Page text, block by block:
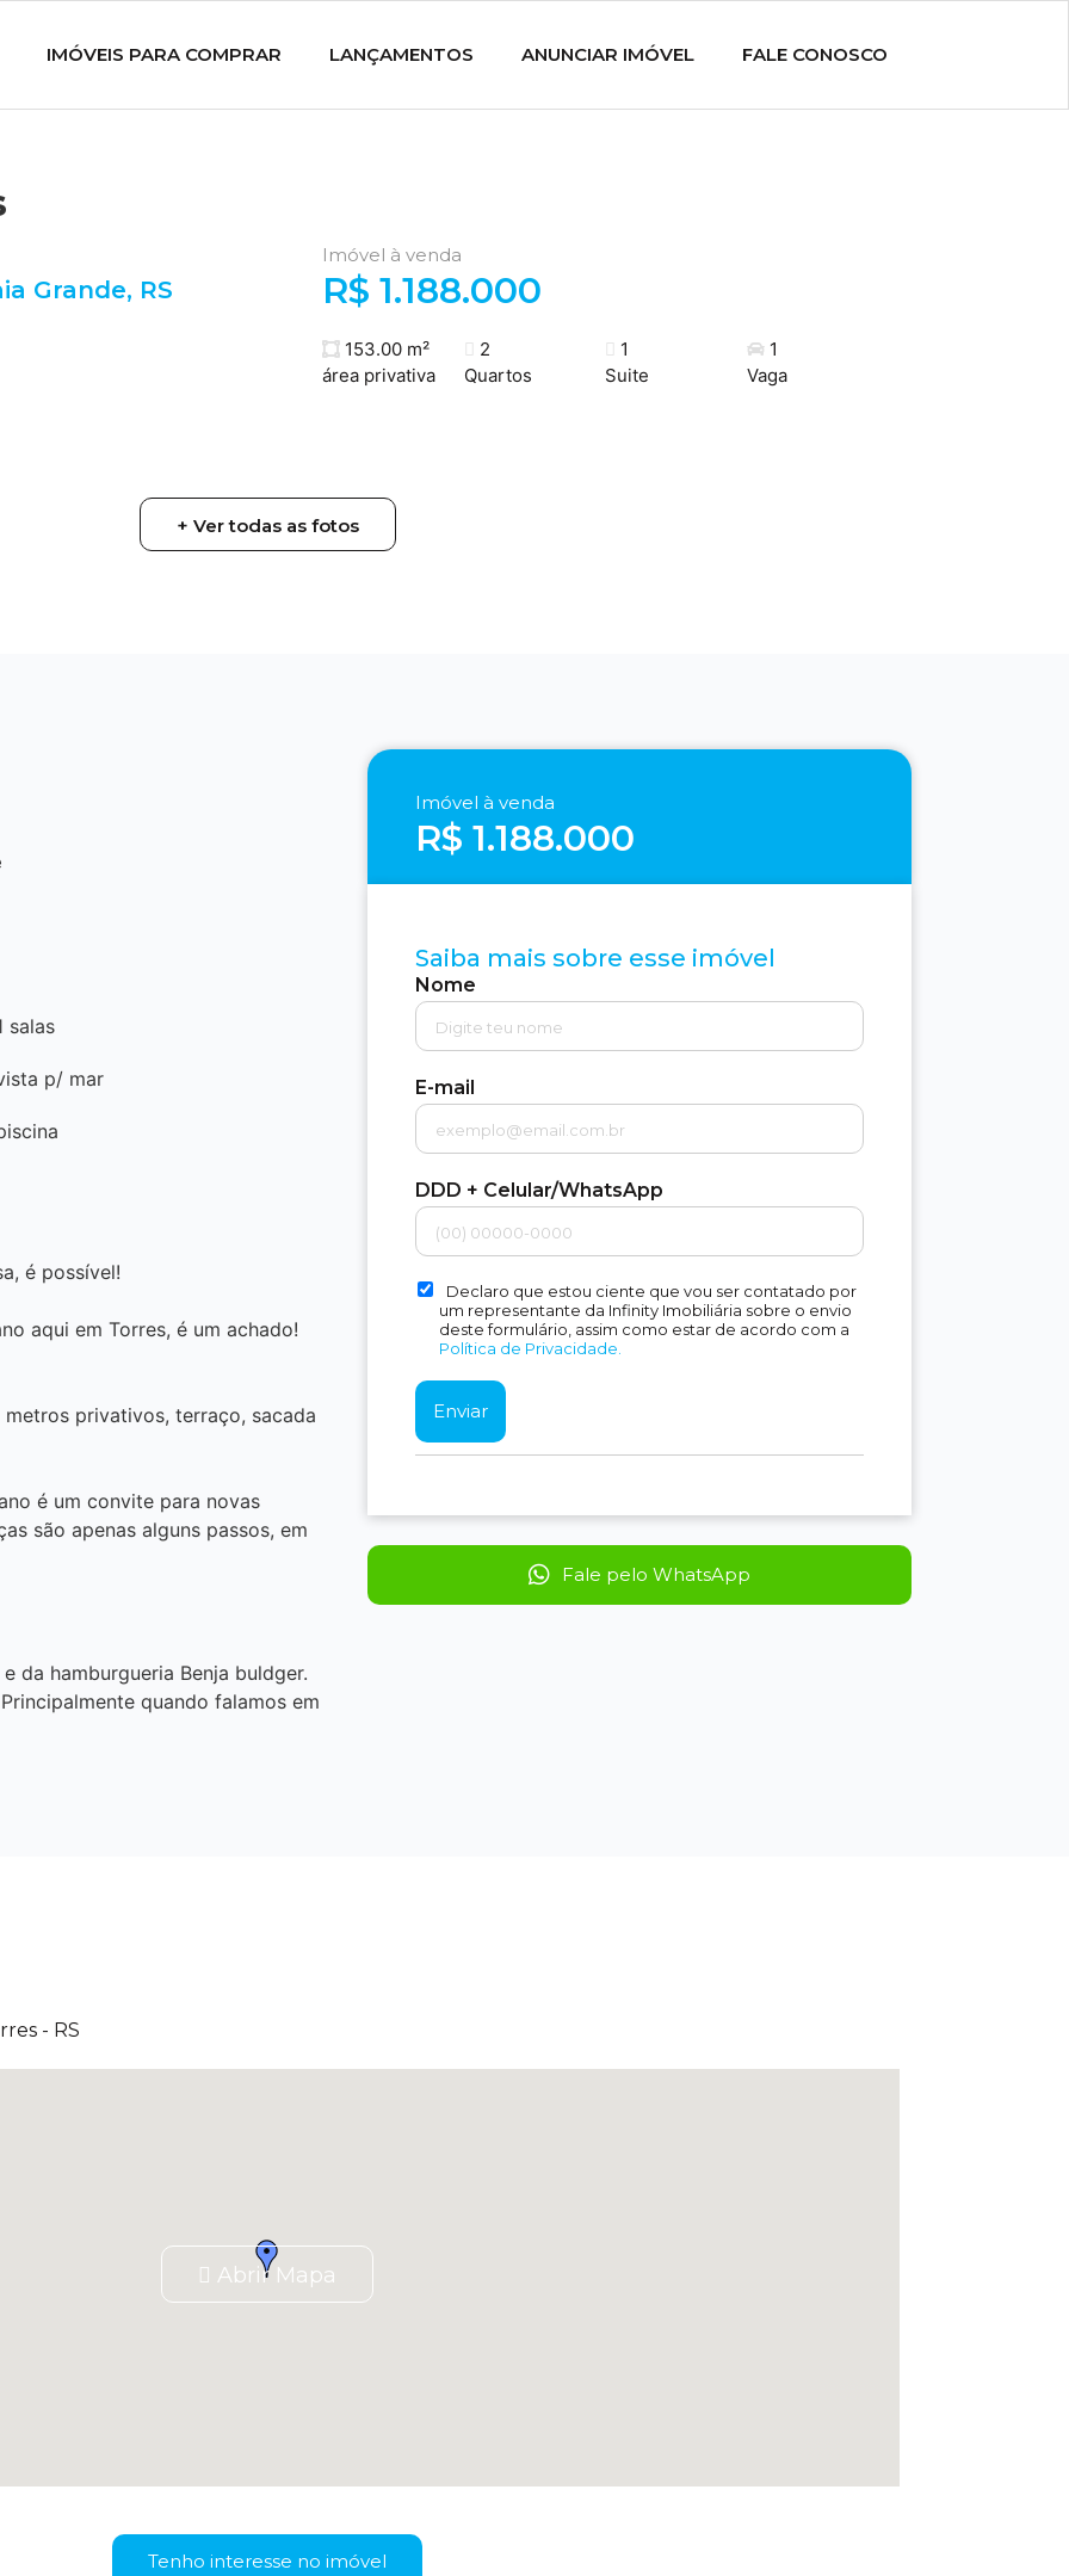
IMÓVEIS PARA COMPRAR LANÇAMENTOS ANUNCIAR IMÓVEL FALE CONOSCO
Grande, RS
Imóvel à venda
R$ 1.188.000
153.00 m²
área privativa
2
Quartos
1
Suite
1
Vaga
+ Ver todas as fotos
salas
p/ mar
é possível!
aqui em Torres, é um achado!
privativos, terraço, sacada
é um convite para novas
são apenas alguns passos, em
da hamburgueria Benja buldger.
quando falamos em
Imóvel à venda
R$ 1.188.000
Saiba mais sobre esse imóvel
Nome
E-mail
DDD + Celular/WhatsApp
Declaro que estou ciente que vou ser contatado por
um representante da Infinity Imobiliária sobre o envio
deste formulário, assim como estar de acordo com a
Política de Privacidade.
Fale pelo WhatsApp
- RS
Abrir Mapa
Tenho interesse no imóvel